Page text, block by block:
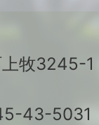
牧3245-1
43-5031